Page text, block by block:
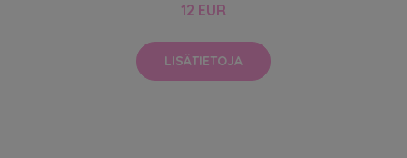
12 EUR
LISÄTIETOJA